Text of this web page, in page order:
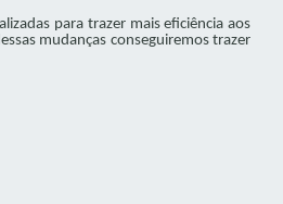
para trazer mais eficiência aos
mudanças conseguiremos trazer